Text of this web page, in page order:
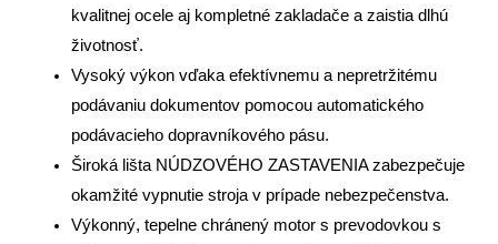
kvalitnej ocele aj kompletné zakladače a zaistia dlhú
životnosť.
Vysoký výkon vďaka efektívnemu a nepretržitému
podávaniu dokumentov pomocou automatického
podávacieho dopravníkového pásu.
Široká lišta NÚDZOVÉHO ZASTAVENIA zabezpečuje
okamžité vypnutie stroja v prípade nebezpečenstva.
Výkonný, tepelne chránený motor s prevodovkou s